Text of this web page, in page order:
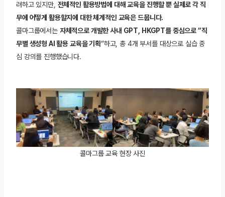
려하고 있지만, 전체적인 활용방법에 대해 교육을 진행할 뿐 실제로 각 직
무에 어떻게 활용할지에 대한 체계적인 교육은 드뭅니다.
콜마그룹에서는 자체적으로 개발한 사내 GPT, HKGPT를 중심으로 “직
무별 생성형 AI 활용 교육을 기획“하고, 총 4개 부서를 대상으로 실습 중
심 강의를 진행했습니다.
콜마그룹 교육 현장 사진